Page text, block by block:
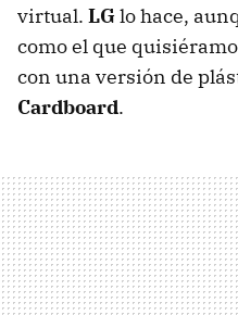
virtual. LGlo hace,
como el que
con una versión de
Cardboard.